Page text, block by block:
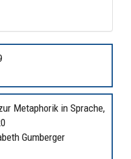
Metaphorik in Sprache,
Gumberger